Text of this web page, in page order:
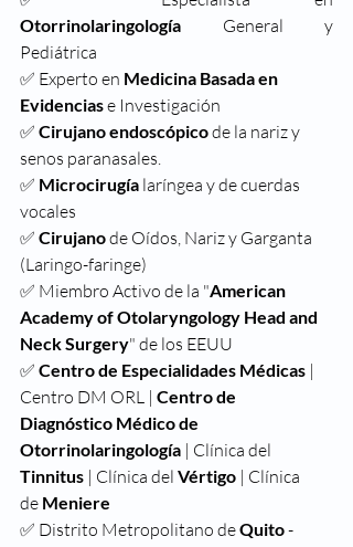
Otorrinolaringología General y
Pediátrica
✅ Experto en Medicina Basada en
Evidencias e Investigación
✅ Cirujano endoscópico de la nariz y
senos paranasales.
✅ Microcirugía laríngea y de cuerdas
vocales
✅ Cirujano de Oídos, Nariz y Garganta
(Laringo-faringe)
✅ Miembro Activo de la "American
Academy of Otolaryngology Head and
Neck Surgery" de los EEUU
✅ Centro de Especialidades Médicas |
Centro DM ORL | Centro de
Diagnóstico Médico de
Otorrinolaringología | Clínica del
Tinnitus | Clínica del Vértigo | Clínica
de Meniere
✅ Distrito Metropolitano de Quito -